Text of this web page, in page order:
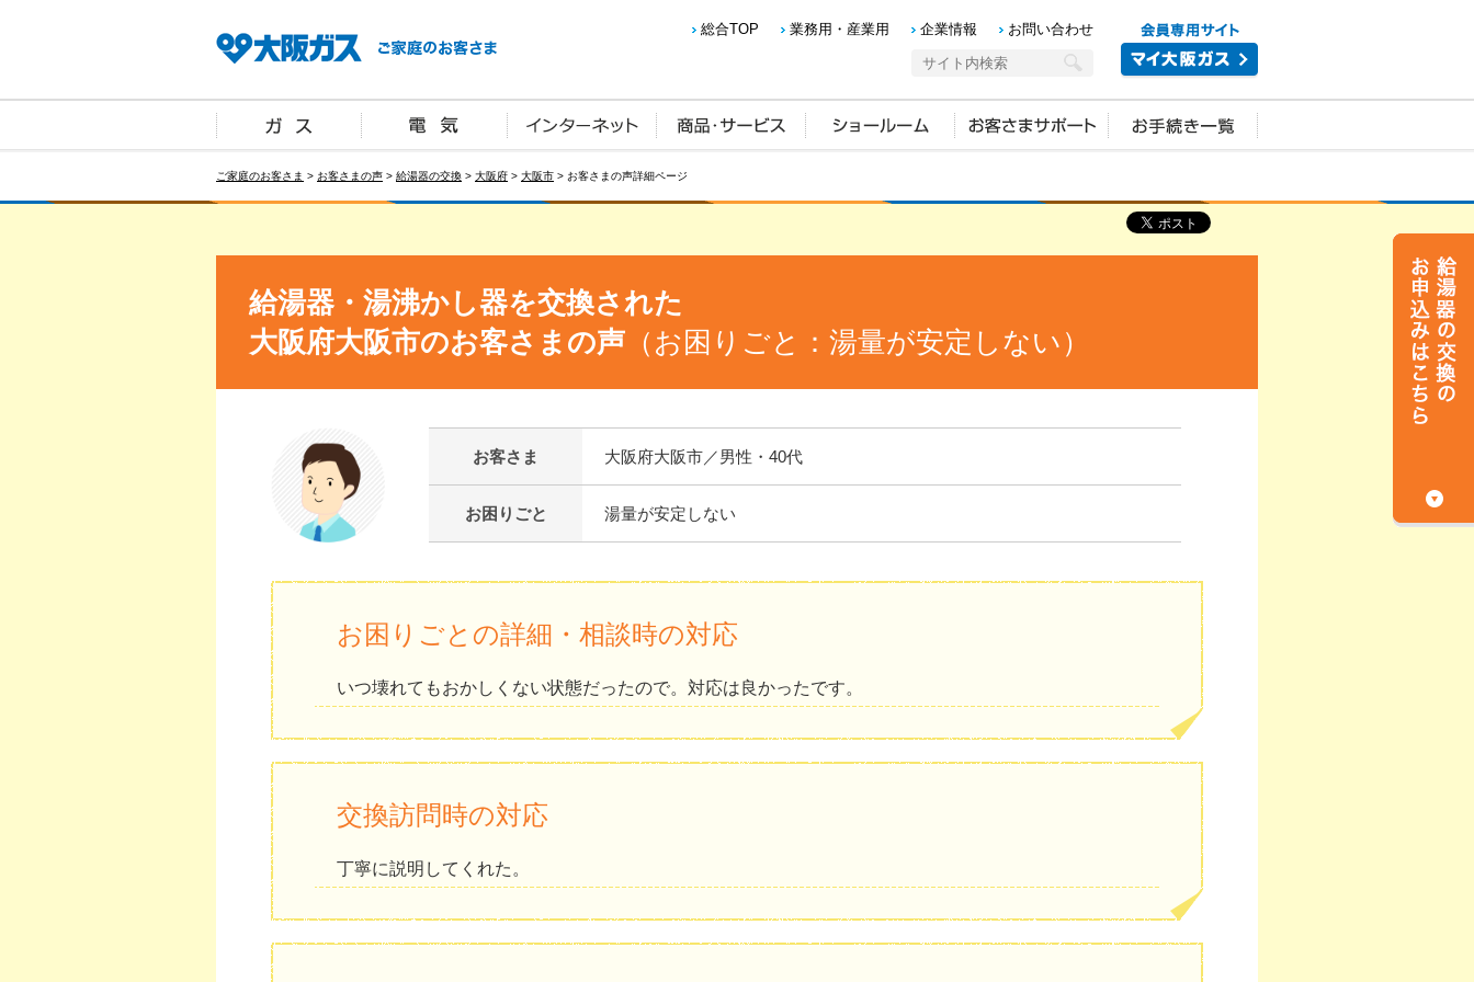
総合TOP 業務用・産業用 企業情報 お問い合わせ
ご家庭のお客さま > お客さまの声 > 給湯器の交換 > 大阪府 > 大阪市 > お客さまの声詳細ページ
給湯器・湯沸かし器を交換された
大阪府大阪市のお客さまの声 （お困りごと：湯量が安定しない）
お客さま 大阪府大阪市／男性・40代
お困りごと 湯量が安定しない
お困りごとの詳細・相談時の対応
いつ壊れてもおかしくない状態だったので。対応は良かったです。
交換訪問時の対応
丁寧に説明してくれた。